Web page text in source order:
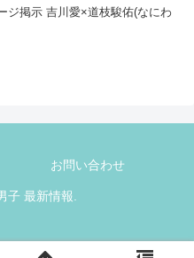
ジ掲示 吉川愛×道枝駿佑(なにわ
お問い合わせ
子 最新情報.